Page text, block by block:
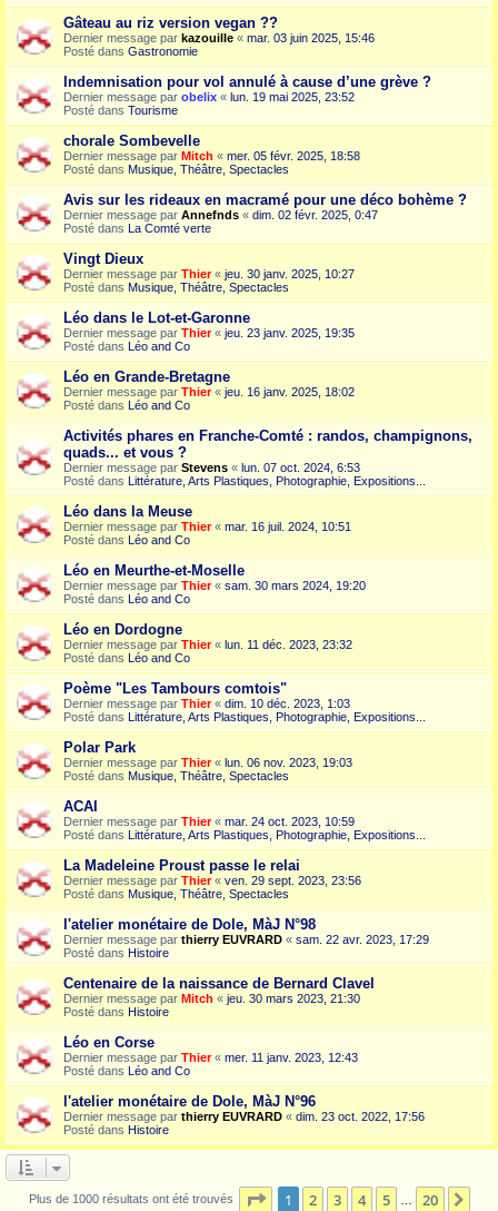
Gâteau au riz version vegan ??
Dernier message par kazouille « mar. 03 juin 2025, 15:46
Posté dans Gastronomie
Indemnisation pour vol annulé à cause d’une grève ?
Dernier message par obelix « lun. 19 mai 2025, 23:52
Posté dans Tourisme
chorale Sombevelle
Dernier message par Mitch « mer. 05 févr. 2025, 18:58
Posté dans Musique, Théâtre, Spectacles
Avis sur les rideaux en macramé pour une déco bohème ?
Dernier message par Annefnds « dim. 02 févr. 2025, 0:47
Posté dans La Comté verte
Vingt Dieux
Dernier message par Thier« jeu. 30 janv. 2025, 10:27
Posté dans Musique, Théâtre, Spectacles
Léo dans le Lot-et-Garonne
Dernier message par Thier« jeu. 23 janv. 2025, 19:35
Posté dans Léo and Co
Léo en Grande-Bretagne
Dernier message par Thier« jeu. 16 janv. 2025, 18:02
Posté dans Léo and Co
Activités phares en Franche-Comté : randos, champignons,
quads... et vous ?
Dernier message par Stevens « lun. 07 oct. 2024, 6:53
Posté dans Littérature, Arts Plastiques, Photographie, Expositions...
Léo dans la Meuse
Dernier message par Thier« mar. 16 juil. 2024, 10:51
Posté dans Léo and Co
Léo en Meurthe-et-Moselle
Dernier message par Thier« sam. 30 mars 2024, 19:20
Posté dans Léo and Co
Léo en Dordogne
Dernier message par Thier« lun. 11 déc. 2023, 23:32
Posté dans Léo and Co
Poème "Les Tambours comtois"
Dernier message par Thier« dim. 10 déc. 2023, 1:03
Posté dans Littérature, Arts Plastiques, Photographie, Expositions...
Polar Park
Dernier message par Thier« lun. 06 nov. 2023, 19:03
Posté dans Musique, Théâtre, Spectacles
ACAI
Dernier message par Thier« mar. 24 oct. 2023, 10:59
Posté dans Littérature, Arts Plastiques, Photographie, Expositions...
La Madeleine Proust passe le relai
Dernier message par Thier« ven. 29 sept. 2023, 23:56
Posté dans Musique, Théâtre, Spectacles
l'atelier monétaire de Dole, MàJ N°98
Dernier message par thierry EUVRARD « sam. 22 avr. 2023, 17:29
Posté dans Histoire
Centenaire de la naissance de Bernard Clavel
Dernier message par Mitch « jeu. 30 mars 2023, 21:30
Posté dans Histoire
Léo en Corse
Dernier message par Thier« mer. 11 janv. 2023, 12:43
Posté dans Léo and Co
l'atelier monétaire de Dole, MàJ N°96
Dernier message par thierry EUVRARD « dim. 23 oct. 2022, 17:56
Posté dans Histoire
Plus de 1000 résultats ont été trouvés Page 1sur20
1 2 3 4 5 20